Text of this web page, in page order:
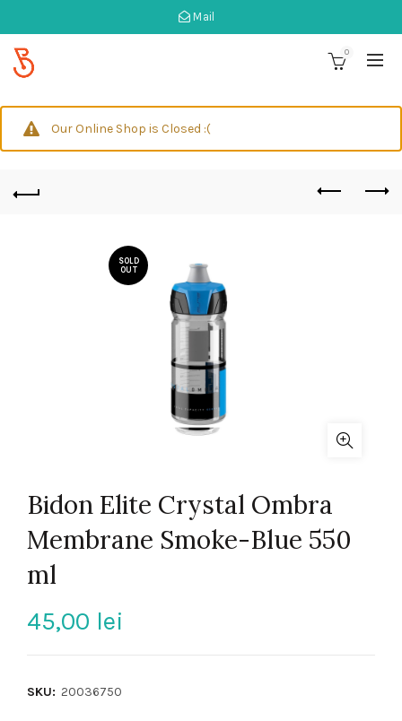
Mail
0
Our Online Shop is Closed :(
SOLD
OUT
Bidon Elite Crystal Ombra
Membrane Smoke-Blue 550
ml
45,00 lei
SKU: 20036750